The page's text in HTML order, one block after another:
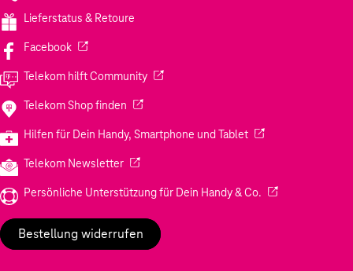
Lieferstatus & Retoure
Facebook(Wird in einem neuen Tab geöffnet)
Telekom hilft Community(Wird in einem neuen Tab geöffnet)
Telekom Shop finden (Wird in einem neuen Tab geöffnet)
Hilfen für Dein Handy, Smartphone und Tablet(Wird in einem
Telekom Newsletter(Wird in einem neuen Tab geöffnet)
Persönliche Unterstützung für Dein Handy & Co. (Wird in einem
Bestellung widerrufen